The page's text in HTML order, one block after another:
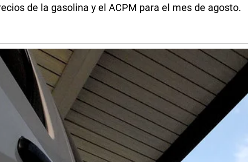
de la gasolina y el ACPM para el mes de agosto.